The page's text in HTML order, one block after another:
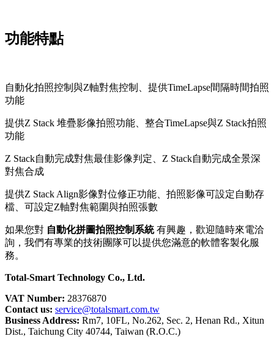
功能特點
自動化拍照控制與Z軸對焦控制、提供TimeLapse間隔時間拍照
功能
提供Z Stack 堆疊影像拍照功能、整合TimeLapse與Z Stack拍照
功能
Z Stack自動完成對焦最佳影像判定、Z Stack自動完成全景深
對焦合成
提供Z Stack Align影像對位修正功能、拍照影像可設定自動存
檔、可設定Z軸對焦範圍與拍照張數
如果您對 自動化拼圖拍照控制系統有興趣，歡迎隨時來電洽
詢，我們有專業的技術團隊可以提供您滿意的軟體客製化服
務。
Total-Smart Technology Co., Ltd.
VAT Number: 28376870
Contact us: service@totalsmart.com.tw
Business Address: Rm7, 10FL, No.262, Sec. 2, Henan Rd., Xitun
Dist., Taichung City 40744, Taiwan (R.O.C.)